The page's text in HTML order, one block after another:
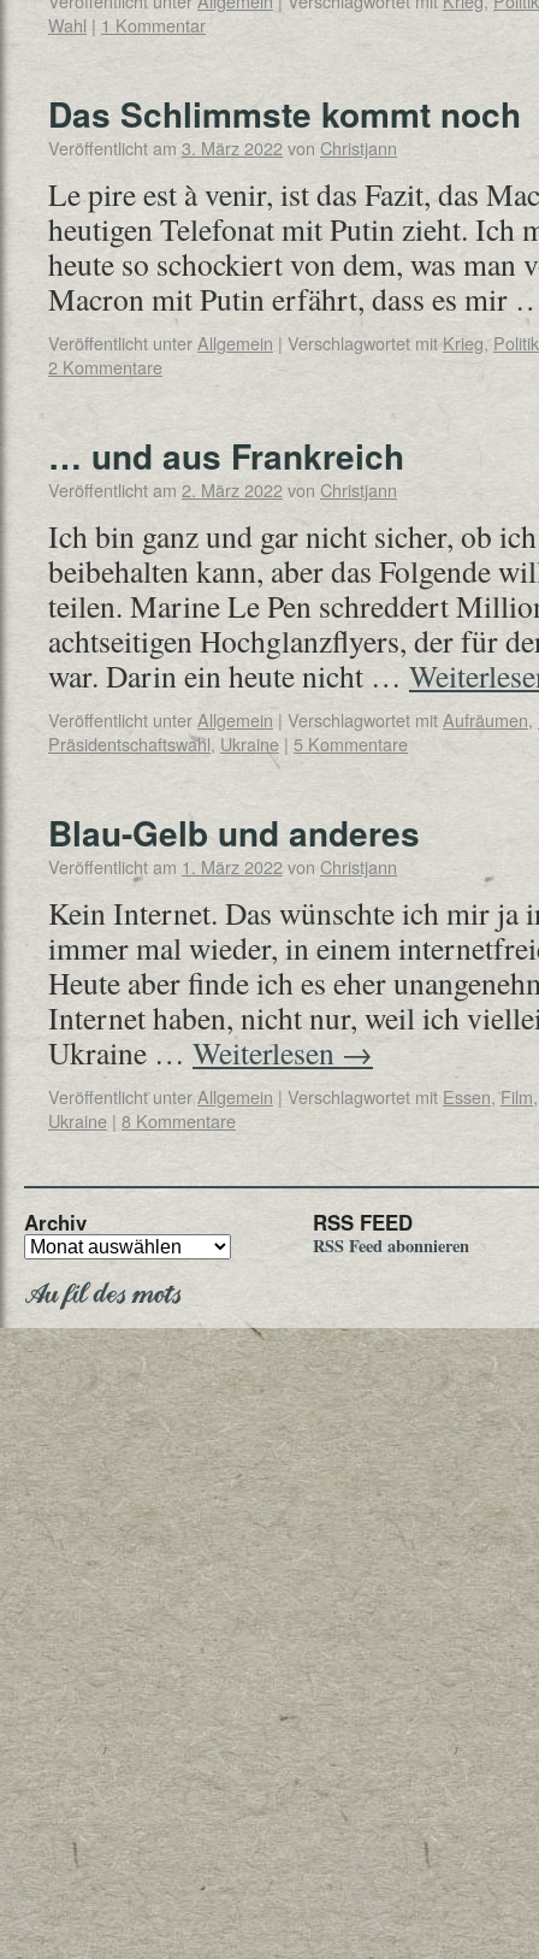
Wahl | 1 Kommentar
Das Schlimmste kommt noch
Veröffentlicht am 3. März 2022von Christjann
Le pire est à venir, ist das Fazit, das
heutigen Telefonat mit Putin zieht. Ich
heute so schockiert von dem, was man
Macron mit Putin erfährt, dass es mir
Veröffentlicht unterAllgemein | Verschlagwortet mit Krieg, Politik
2 Kommentare
… und aus Frankreich
Veröffentlicht am 2. März 2022von Christjann
Ich bin ganz und gar nicht sicher, ob
beibehalten kann, aber das Folgende
teilen. Marine Le Pen schreddert
achtseitigen Hochglanzflyers, der für
war. Darin ein heute nicht …
Veröffentlicht unterAllgemein | Verschlagwortet mit Aufräumen,
Präsidentschaftswahl, Ukraine | 5 Kommentare
Blau-Gelb und anderes
Veröffentlicht am 1. März 2022von Christjann
Kein Internet. Das wünschte ich mir ja
immer mal wieder, in einem
Heute aber finde ich es eher
Internet haben, nicht nur, weil ich
Ukraine … Weiterlesen →
Veröffentlicht unterAllgemein | Verschlagwortet mit Essen,Film
Ukraine | 8 Kommentare
Archiv RSS FEED
RSS Feed abonnieren
Au fil des mots